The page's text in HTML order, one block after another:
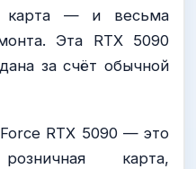
карта — и весьма
Эта RTX 5090
за счёт обычной
RTX 5090 — это
карта,